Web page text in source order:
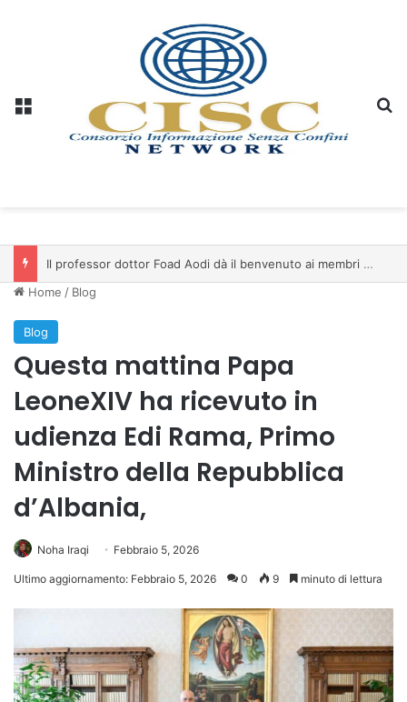
Il professor dottor Foad Aodi dà il benvenuto ai membri del Comitato per le Scienze delle Piramidi e le Scienze Archeologiche…
Home / Blog
Blog
Questa mattina Papa
LeoneXIV ha ricevuto in
udienza Edi Rama, Primo
Ministro della Repubblica
d’Albania,
Noha Iraqi Febbraio 5, 2026
Ultimo aggiornamento: Febbraio 5, 2026 0 9 minuto di lettura